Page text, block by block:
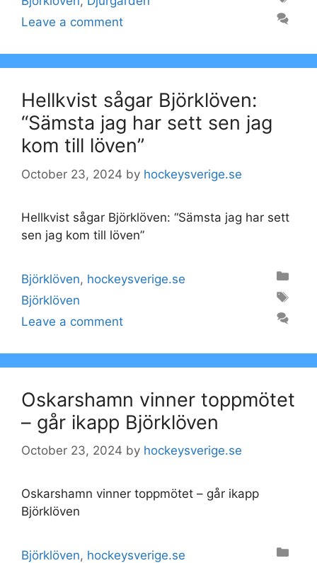
Leave a comment
Hellkvist sågar Björklöven:
“Sämsta jag har sett sen jag
kom till löven”
October 23, 2024 by hockeysverige.se
Hellkvist sågar Björklöven: “Sämsta jag har sett
sen jag kom till löven”
Categories
Björklöven, hockeysverige.se
Tags
Björklöven
Leave a comment
Oskarshamn vinner toppmötet
– går ikapp Björklöven
October 23, 2024 by hockeysverige.se
Oskarshamn vinner toppmötet – går ikapp
Björklöven
Categories
Björklöven, hockeysverige.se